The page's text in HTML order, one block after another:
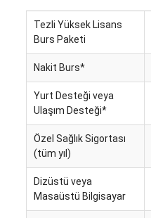
Tezli Yüksek Lisans
Burs Paketi
Nakit Burs*
Yurt Desteği veya
Ulaşım Desteği*
Özel Sağlık Sigortası
(tüm yıl)
Dizüstü veya
Masaüstü Bilgisayar